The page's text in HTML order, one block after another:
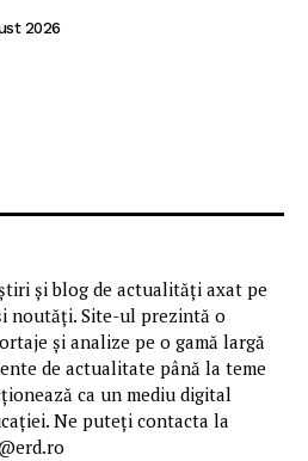
2026
și blog de actualități axat pe
noutăți. Site-ul prezintă o
și analize pe o gamă largă
de actualitate până la teme
ca un mediu digital
Ne puteți contacta la